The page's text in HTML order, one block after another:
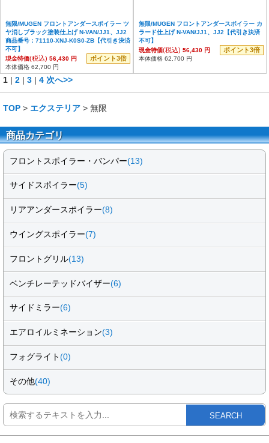
無限/MUGEN フロントアンダースポイラー ツ
ヤ消しブラック塗装仕上げ N-VAN/JJ1、JJ2
商品番号：71110-XNJ-K0S0-ZB【代引き決済
不可】
現金特価(税込) 56,430 円 ポイント3倍
本体価格 62,700 円
無限/MUGEN フロントアンダースポイラー カ
ラード仕上げ N-VAN/JJ1、JJ2【代引き決済
不可】
現金特価(税込) 56,430 円 ポイント3倍
本体価格 62,700 円
1 | 2 | 3 | 4 次へ>>
TOP > エクステリア > 無限
商品カテゴリ
フロントスポイラー・バンパー(13)
サイドスポイラー(5)
リアアンダースポイラー(8)
ウイングスポイラー(7)
フロントグリル(13)
ベンチレーテッドバイザー(6)
サイドミラー(6)
エアロイルミネーション(3)
フォグライト(0)
その他(40)
SEARCH